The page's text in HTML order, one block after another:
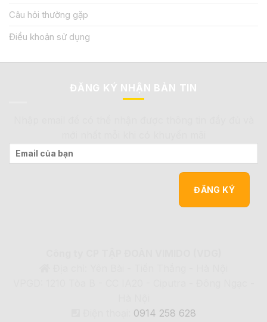
Câu hỏi thường gặp
Điều khoản sử dụng
ĐĂNG KÝ NHẬN BẢN TIN
0914 258 628